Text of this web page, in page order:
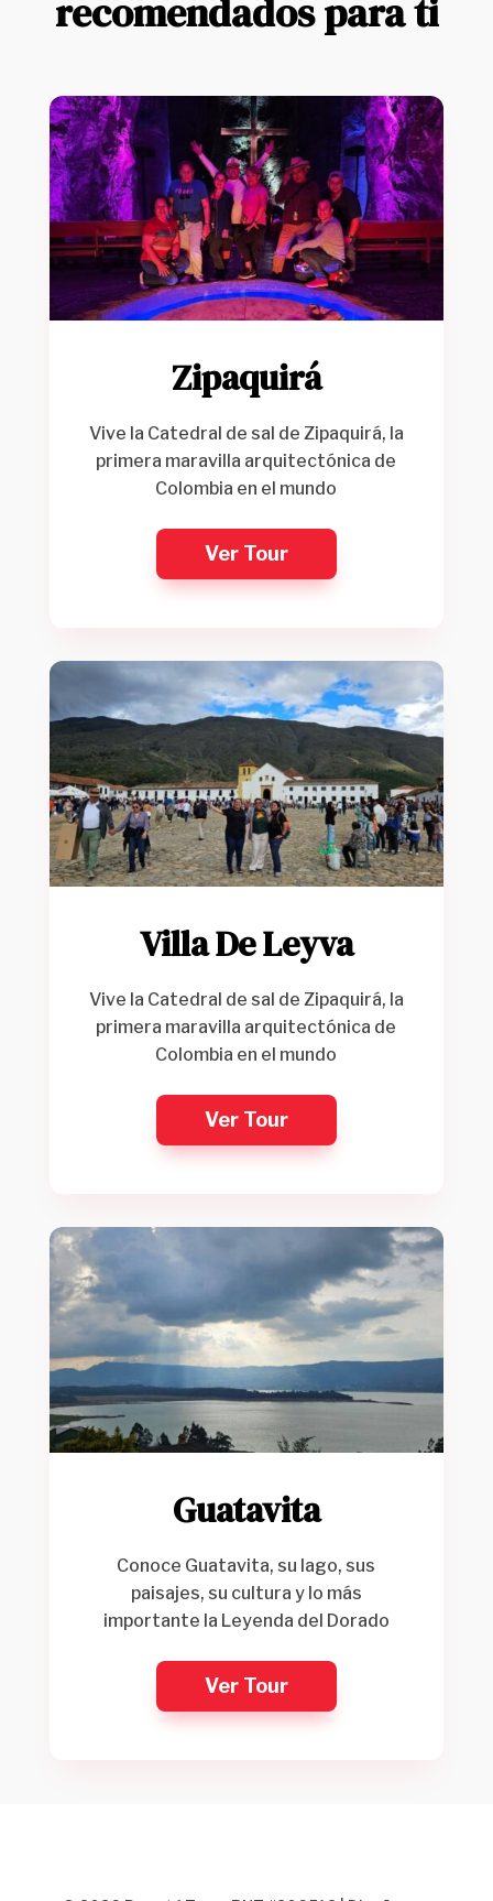
recomendados para ti
Zipaquirá
Vive la Catedral de sal de Zipaquirá, la
primera maravilla arquitectónica de
Colombia en el mundo
Ver Tour
Villa De Leyva
Vive la Catedral de sal de Zipaquirá, la
primera maravilla arquitectónica de
Colombia en el mundo
Ver Tour
Guatavita
Conoce Guatavita, su lago, sus
paisajes, su cultura y lo más
importante la Leyenda del Dorado
Ver Tour